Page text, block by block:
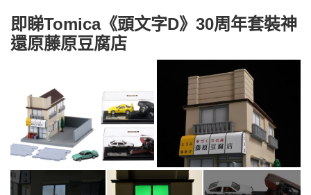
即睇Tomica《頭文字D》30周年套裝神
還原藤原豆腐店